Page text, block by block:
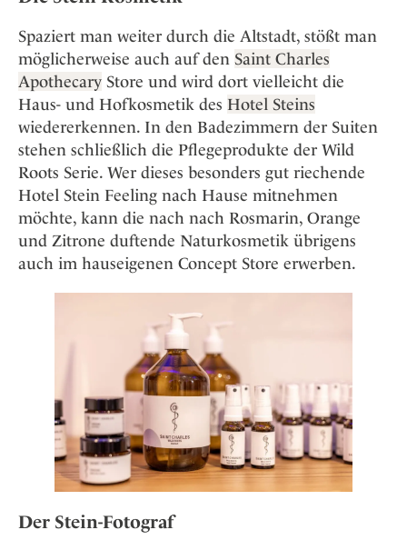
Spaziert man weiter durch die Altstadt, stößt man
möglicherweise auch auf den Saint Charles
Apothecary Store und wird dort vielleicht die
Haus- und Hofkosmetik des Hotel Steins
wiedererkennen. In den Badezimmern der Suiten
stehen schließlich die Pflegeprodukte der Wild
Roots Serie. Wer dieses besonders gut riechende
Hotel Stein Feeling nach Hause mitnehmen
möchte, kann die nach nach Rosmarin, Orange
und Zitrone duftende Naturkosmetik übrigens
auch im hauseigenen Concept Store erwerben.
Der Stein-Fotograf